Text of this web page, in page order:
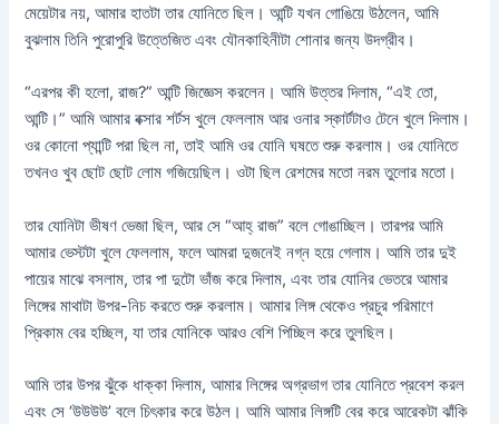
মেয়েটার নয়, আমার হাতটা তার যোনিতে ছিল। আন্টি যখন গোঙিয়ে উঠলেন, আমি
বুঝলাম তিনি পুরোপুরি উত্তেজিত এবং যৌনকাহিনীটা শোনার জন্য উদগ্রীব।
“এরপর কী হলো, রাজ?” আন্টি জিজ্ঞেস করলেন। আমি উত্তর দিলাম, “এই তো,
আন্টি।” আমি আমার বক্সার শর্টস খুলে ফেললাম আর ওনার স্কার্টটাও টেনে খুলে দিলাম।
ওর কোনো প্যান্টি পরা ছিল না, তাই আমি ওর যোনি ঘষতে শুরু করলাম। ওর যোনিতে
তখনও খুব ছোট ছোট লোম গজিয়েছিল। ওটা ছিল রেশমের মতো নরম তুলোর মতো।
তার যোনিটা ভীষণ ভেজা ছিল, আর সে “আহ্ রাজ” বলে গোঙাচ্ছিল। তারপর আমি
আমার ভেস্টটা খুলে ফেললাম, ফলে আমরা দুজনেই নগ্ন হয়ে গেলাম। আমি তার দুই
পায়ের মাঝে বসলাম, তার পা দুটো ভাঁজ করে দিলাম, এবং তার যোনির ভেতরে আমার
লিঙ্গের মাথাটা উপর-নিচ করতে শুরু করলাম। আমার লিঙ্গ থেকেও প্রচুর পরিমাণে
প্রিকাম বের হচ্ছিল, যা তার যোনিকে আরও বেশি পিচ্ছিল করে তুলছিল।
আমি তার উপর ঝুঁকে ধাক্কা দিলাম, আমার লিঙ্গের অগ্রভাগ তার যোনিতে প্রবেশ করল
এবং সে ‘উউউউ’ বলে চিৎকার করে উঠল। আমি আমার লিঙ্গটি বের করে আরেকটা ঝাঁকি